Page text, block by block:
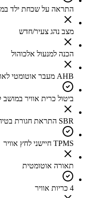
התראה על שכחת ילד
מצב נהג צעיר/חדש
הכנה למנעול אלכוהול
AHB מעבר אוטומטי לאורות גבוהים
ביטול כרית אוויר במושב
SBR התראת חגורת בטיחות
TPMS חיישני לחץ אוויר
תאורה אוטומטית
4 כריות אוויר